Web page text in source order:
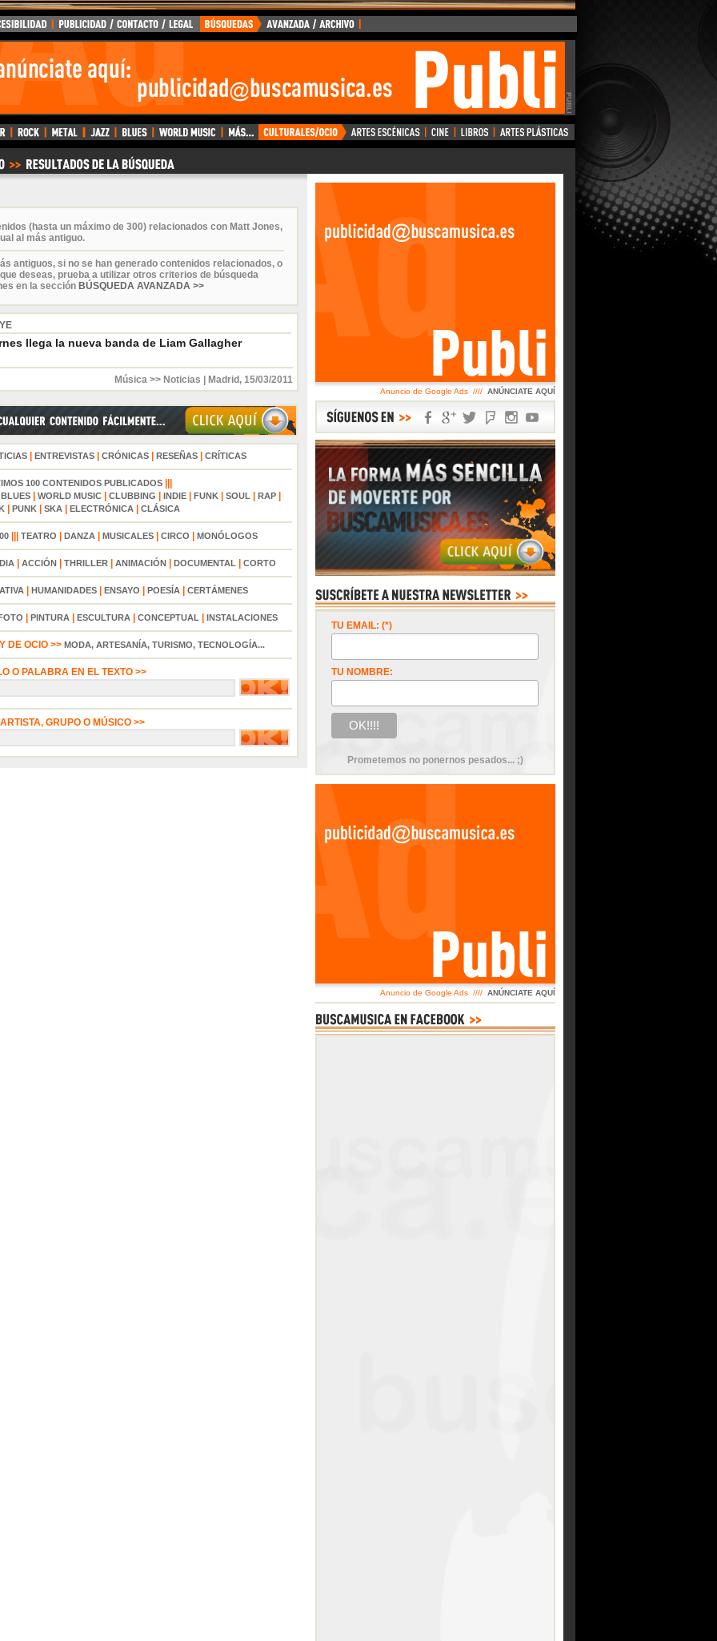
(hasta un máximo de 300) relacionados con Matt Jones,
al más antiguo.
antiguos, si no se han generado contenidos relacionados, o
deseas, prueba a utilizar otros criterios de búsqueda
en la sección BÚSQUEDA AVANZADA >>
llega la nueva banda de Liam Gallagher
Música >> Noticias Madrid , 15/03/2011
| ENTREVISTAS| CRÓNICAS| RESEÑAS| CRÍTICAS
100 CONTENIDOS PUBLICADOS
BLUES| WORLD MUSIC| CLUBBING INDIE| FUNK| SOUL| RAP|
| PUNK| SKA| ELECTRÓNICA| CLÁSICA
||| TEATRO DANZA| MUSICALES| CIRCO MONÓLOGOS
ACCIÓN THRILLER ANIMACIÓN DOCUMENTAL CORTO
HUMANIDADES ENSAYO POESÍA CERTÁMENES
PINTURA ESCULTURA CONCEPTUAL INSTALACIONES
DE OCIO >> MODA, ARTESANÍA, TURISMO, TECNOLOGÍA...
O PALABRA EN EL TEXTO >>
GRUPO O MÚSICO >>
Anuncio de Google Ads //// ANÚNCIATE AQUÍ
TU EMAIL: (*)
TU NOMBRE:
Prometemos no ponernos pesados... ;)
Anuncio de Google Ads //// ANÚNCIATE AQUÍ